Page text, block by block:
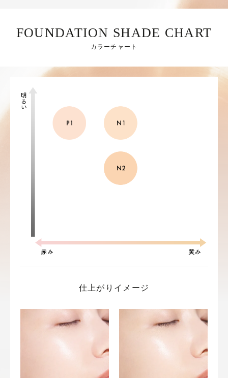
FOUNDATION SHADE CHART
カラーチャート
仕上がりイメージ